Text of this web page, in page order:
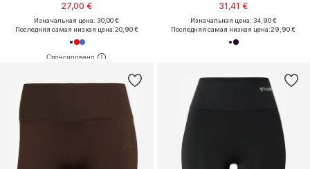
27,00 €
Изначальная цена: 30,00 €
Последняя самая низкая цена:20,90 €
31,41 €
Изначальная цена: 34,90 €
Последняя самая низкая цена:29,90 €